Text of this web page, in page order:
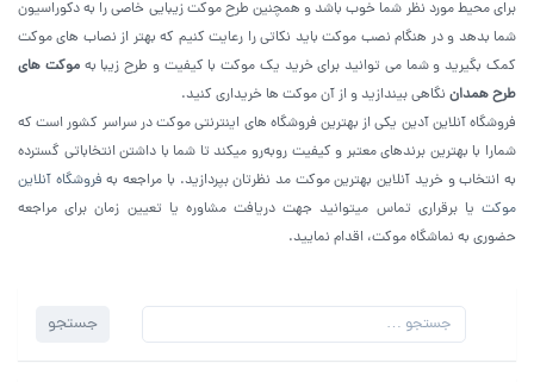
برای محیط مورد نظر شما خوب باشد و همچنین طرح موکت زیبایی خاصی را به دکوراسیون
شما بدهد و در هنگام نصب موکت باید نکاتی را رعایت کنیم که بهتر از نصاب های موکت
کمک بگیرید و شما می توانید برای خرید یک موکت با کیفیت و طرح زیبا بهموکت های
طرح همدان نگاهی بیندازید و از آن موکت ها خریداری کنید.
فروشگاه آنلاین آدین یکی از بهترین فروشگاه های اینترنتی موکت در سراسر کشور است که
شمارا با بهترین برندهای معتبر و کیفیت روبه‌رو میکند تا شما با داشتن انتخاباتی گسترده
به انتخاب و خرید آنلاین بهترین موکت مد نظرتان بپردازید. با مراجعه به فروشگاه آنلاین
موکت یا برقراری تماس میتوانید جهت دریافت مشاوره یا تعیین زمان برای مراجعه
حضوری به نماشگاه موکت، اقدام نمایید.
جستجو
جستجو